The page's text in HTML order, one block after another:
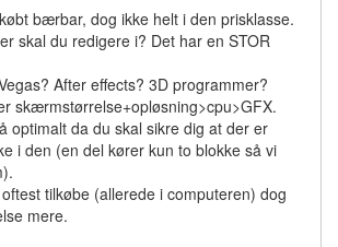
bærbar, dog ikke helt i den prisklasse.
skal du redigere i? Det har en STOR
After effects? 3D programmer?
skærmstørrelse+opløsning>cpu>GFX.
optimalt da du skal sikre dig at der er
i den (en del kører kun to blokke så vi
tilkøbe (allerede i computeren) dog
mere.